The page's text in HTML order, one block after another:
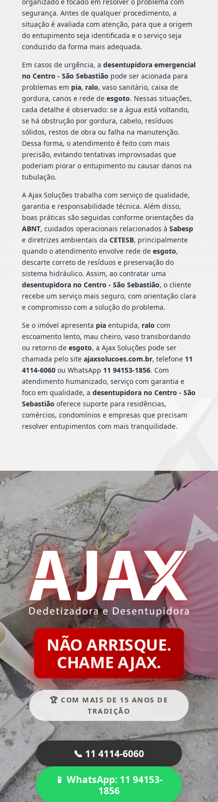
segurança. Antes de qualquer procedimento, a
situação é avaliada com atenção, para que a origem
do entupimento seja identificada e o serviço seja
conduzido da forma mais adequada.
Em casos de urgência, a desentupidora emergencial
no Centro - São Sebastião pode ser acionada para
problemas em pia, ralo, vaso sanitário, caixa de
gordura, canos e rede de esgoto. Nessas situações,
cada detalhe é observado: se a água está voltando,
se há obstrução por gordura, cabelo, resíduos
sólidos, restos de obra ou falha na manutenção.
Dessa forma, o atendimento é feito com mais
precisão, evitando tentativas improvisadas que
poderiam piorar o entupimento ou causar danos na
tubulação.
A Ajax Soluções trabalha com serviço de qualidade,
garantia e responsabilidade técnica. Além disso,
boas práticas são seguidas conforme orientações da
ABNT, cuidados operacionais relacionados à Sabesp
e diretrizes ambientais da CETESB, principalmente
quando o atendimento envolve rede de esgoto,
descarte correto de resíduos e preservação do
sistema hidráulico. Assim, ao contratar uma
desentupidora no Centro - São Sebastião, o cliente
recebe um serviço mais seguro, com orientação clara
e compromisso com a solução do problema.
Se o imóvel apresenta piaentupida, ralo com
escoamento lento, mau cheiro, vaso transbordando
ou retorno de esgoto, a Ajax Soluções pode ser
chamada pelo site ajaxsolucoes.com.br, telefone 11
4114-6060ou WhatsApp 11 94153-1856. Com
atendimento humanizado, serviço com garantia e
foco em qualidade, a desentupidora no Centro - São
Sebastião oferece suporte para residências,
comércios, condomínios e empresas que precisam
resolver entupimentos com mais tranquilidade.
NÃO ARRISQUE.
CHAME AJAX.
🏆 COM MAIS DE 15 ANOS DE
TRADIÇÃO
📞 11 4114-6060
📱 WhatsApp: 11 94153-
1856